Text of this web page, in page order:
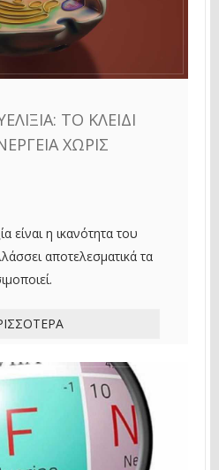
ΤΟ ΚΛΕΙΔΊ
ΧΩΡΊΣ
είναι η ικανότητα του
αποτελεσματικά τα